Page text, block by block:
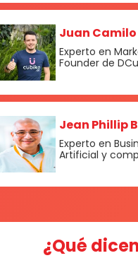
Juan
Experto en
Founder de
Jean Phillip
Experto en
Artificial y
¿Qué